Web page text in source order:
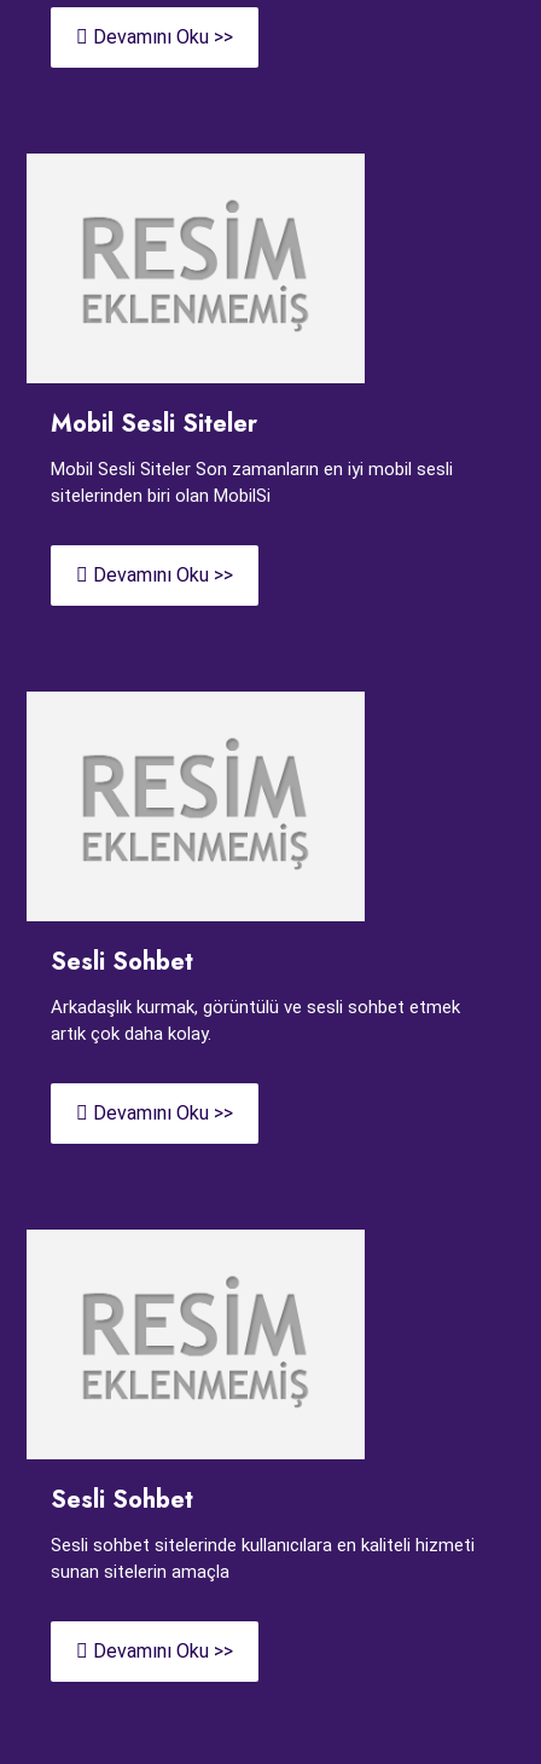
Devamını Oku >>
Mobil Sesli Siteler
Mobil Sesli Siteler Son zamanların en iyi mobil sesli
sitelerinden biri olan MobilSi
Devamını Oku >>
Sesli Sohbet
Arkadaşlık kurmak, görüntülü ve sesli sohbet etmek
artık çok daha kolay.
Devamını Oku >>
Sesli Sohbet
Sesli sohbet sitelerinde kullanıcılara en kaliteli hizmeti
sunan sitelerin amaçla
Devamını Oku >>